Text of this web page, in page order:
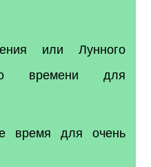
или Лунного
времени для
время для очень